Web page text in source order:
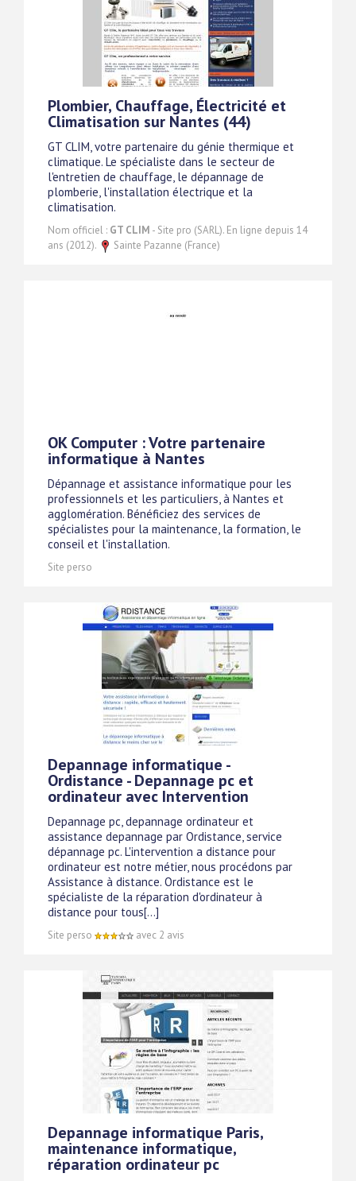
Plombier, Chauffage, Électricité et
Climatisation sur Nantes (44)
GT CLIM, votre partenaire du génie thermique et
climatique. Le spécialiste dans le secteur de
l'entretien de chauffage, le dépannage de
plomberie, l'installation électrique et la
climatisation.
Nom officiel : GT CLIM - Site pro (SARL). En ligne depuis 14
ans (2012).
Sainte Pazanne (France)
OK Computer : Votre partenaire
informatique à Nantes
Dépannage et assistance informatique pour les
professionnels et les particuliers, à Nantes et
agglomération. Bénéficiez des services de
spécialistes pour la maintenance, la formation, le
conseil et l'installation.
Site perso
Depannage informatique -
Ordistance - Depannage pc et
ordinateur avec Intervention
Depannage pc, depannage ordinateur et
assistance depannage par Ordistance, service
dépannage pc. L'intervention a distance pour
ordinateur est notre métier, nous procédons par
Assistance à distance. Ordistance est le
spécialiste de la réparation d'ordinateur à
distance pour tous[...]
Site perso avec 2 avis
Depannage informatique Paris,
maintenance informatique,
réparation ordinateur pc